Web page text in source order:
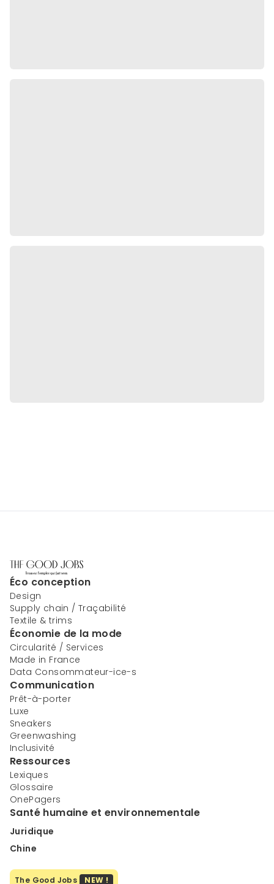
Éco conception
Design
Supply chain / Traçabilité
Textile & trims
Économie de la mode
Circularité / Services
Made in France
Data Consommateur-ice-s
Communication
Prêt-à-porter
Luxe
Sneakers
Greenwashing
Inclusivité
Ressources
Lexiques
Glossaire
OnePagers
Santé humaine et environnementale
Juridique
Chine
The Good Jobs NEW !